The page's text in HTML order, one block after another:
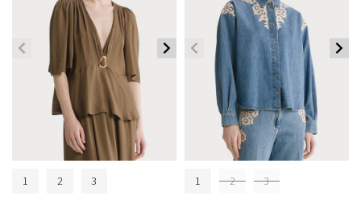
1 2 3 1 2 3